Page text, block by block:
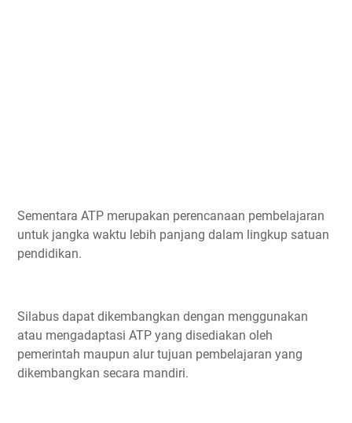
Sementara ATP merupakan perencanaan pembelajaran
untuk jangka waktu lebih panjang dalam lingkup satuan
pendidikan.
Silabus dapat dikembangkan dengan menggunakan
atau mengadaptasi ATP yang disediakan oleh
pemerintah maupun alur tujuan pembelajaran yang
dikembangkan secara mandiri.